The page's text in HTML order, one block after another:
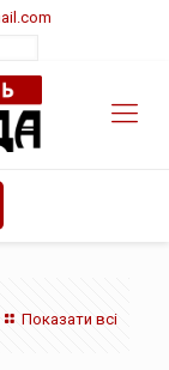
Показати всі